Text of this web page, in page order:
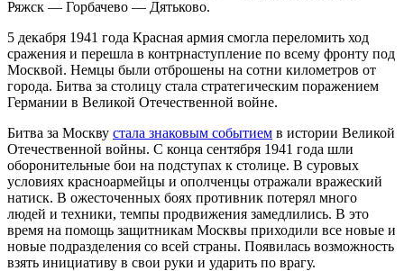
Ряжск — Горбачево — Дятьково.
5 декабря 1941 года Красная армия смогла переломить ход
сражения и перешла в контрнаступление по всему фронту под
Москвой. Немцы были отброшены на сотни километров от
города. Битва за столицу стала стратегическим поражением
Германии в Великой Отечественной войне.
Битва за Москву стала знаковым событием в истории Великой
Отечественной войны. С конца сентября 1941 года шли
оборонительные бои на подступах к столице. В суровых
условиях красноармейцы и ополченцы отражали вражеский
натиск. В ожесточенных боях противник потерял много
людей и техники, темпы продвижения замедлились. В это
время на помощь защитникам Москвы приходили все новые и
новые подразделения со всей страны. Появилась возможность
взять инициативу в свои руки и ударить по врагу.